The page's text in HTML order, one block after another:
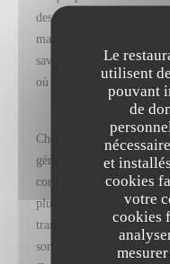
Le
utilisent
pouvant
de
et
cookies
votre
cookies
des produits de grande
maîtrisés et un équilibre
savoir-faire. Une adresse
où je reviendrai avec
a répondu
Cher Monsieur Fischer,
généreux, ils nous vont
contribué à faire de votre
plus belle des
transmettrons bien sûr
sommelier. Nous serons